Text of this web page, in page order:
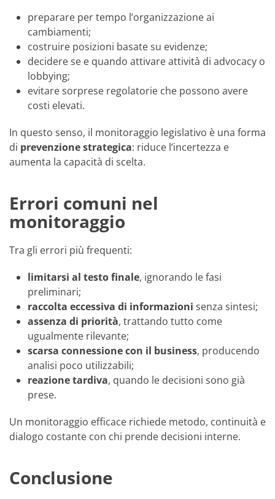
preparare per tempo l’organizzazione ai
cambiamenti;
costruire posizioni basate su evidenze;
decidere se e quando attivare attività di advocacy o
lobbying;
evitare sorprese regolatorie che possono avere
costi elevati.
In questo senso, il monitoraggio legislativo è una forma
di prevenzione strategica: riduce l’incertezza e
aumenta la capacità di scelta.
Errori comuni nel
monitoraggio
Tra gli errori più frequenti:
limitarsi al testo finale, ignorando le fasi
preliminari;
raccolta eccessiva di informazioni senza sintesi;
assenza di priorità, trattando tutto come
ugualmente rilevante;
scarsa connessione con il business, producendo
analisi poco utilizzabili;
reazione tardiva, quando le decisioni sono già
prese.
Un monitoraggio efficace richiede metodo, continuità e
dialogo costante con chi prende decisioni interne.
Conclusione